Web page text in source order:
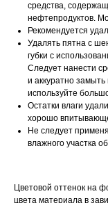
средства,
нефтепродуктов.
Рекомендуется
Удалять пятна с
губки с
Следует нанести
и аккуратно
используйте
Остатки влаги
хорошо
Не следует
влажного участка
Цветовой оттенок на
цвета материала в